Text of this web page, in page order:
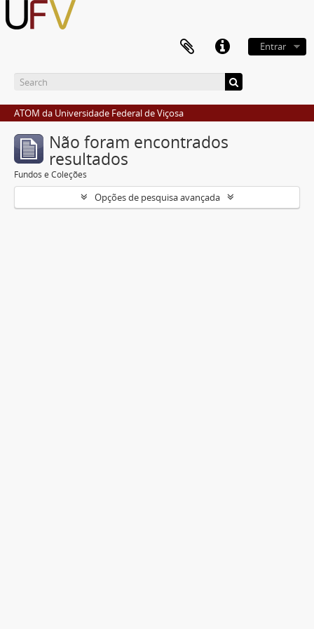
Entrar
ATOM da Universidade Federal de Viçosa
Não foram encontrados
resultados
Fundos e Coleções
Opções de pesquisa avançada